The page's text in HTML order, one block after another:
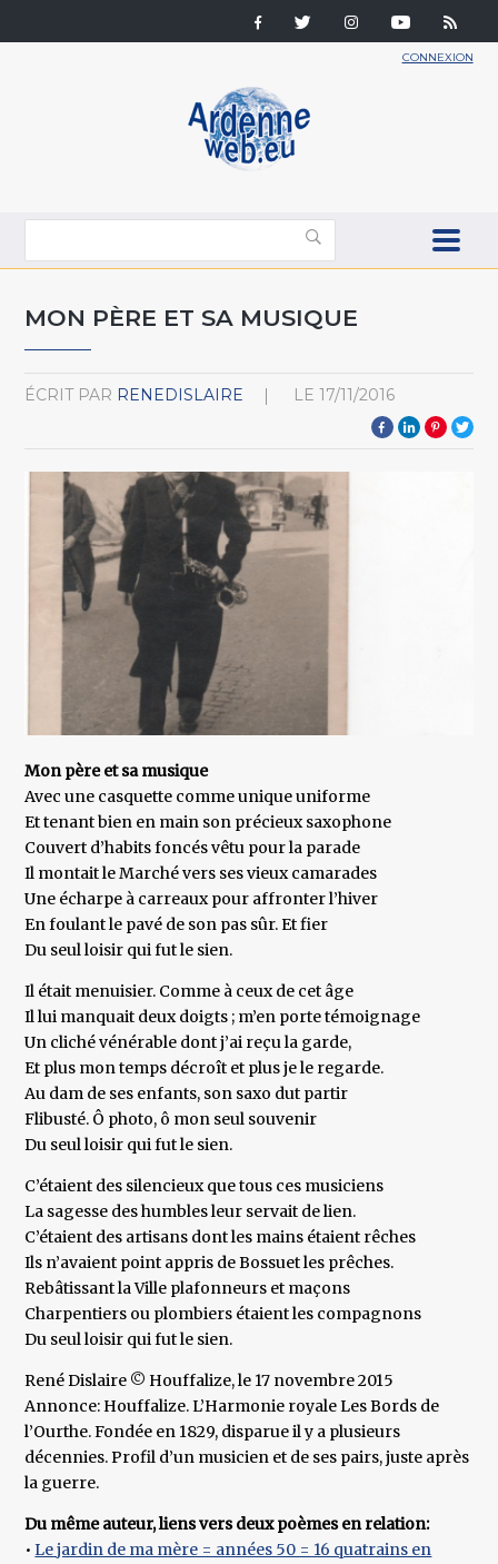
CONNEXION
MON PÈRE ET SA MUSIQUE
ÉCRIT PAR RENEDISLAIRE LE 17/11/2016
Mon père et sa musique
Avec une casquette comme unique uniforme
Et tenant bien en main son précieux saxophone
Couvert d’habits foncés vêtu pour la parade
Il montait le Marché vers ses vieux camarades
Une écharpe à carreaux pour affronter l’hiver
En foulant le pavé de son pas sûr. Et fier
Du seul loisir qui fut le sien.
Il était menuisier. Comme à ceux de cet âge
Il lui manquait deux doigts ; m’en porte témoignage
Un cliché vénérable dont j’ai reçu la garde,
Et plus mon temps décroît et plus je le regarde.
Au dam de ses enfants, son saxo dut partir
Flibusté. Ô photo, ô mon seul souvenir
Du seul loisir qui fut le sien.
C’étaient des silencieux que tous ces musiciens
La sagesse des humbles leur servait de lien.
C’étaient des artisans dont les mains étaient rêches
Ils n’avaient point appris de Bossuet les prêches.
Rebâtissant la Ville plafonneurs et maçons
Charpentiers ou plombiers étaient les compagnons
Du seul loisir qui fut le sien.
René Dislaire © Houffalize, le 17 novembre 2015
Annonce: Houffalize. L’Harmonie royale Les Bords de
l’Ourthe. Fondée en 1829, disparue il y a plusieurs
décennies. Profil d’un musicien et de ses pairs, juste après
la guerre.
Du même auteur, liens vers deux poèmes en relation:
•Le jardin de ma mère = années 50 = 16 quatrains en